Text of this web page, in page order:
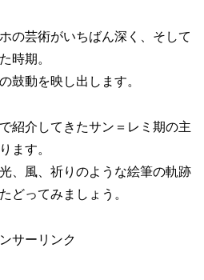
の芸術がいちばん深く、そして
時期。
鼓動を映し出します。
紹介してきたサン＝レミ期の主
ます。
、風、祈りのような絵筆の軌跡
どってみましょう。
サーリンク